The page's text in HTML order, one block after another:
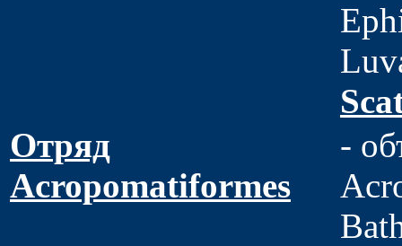
Отряд
Acropomatiformes
-